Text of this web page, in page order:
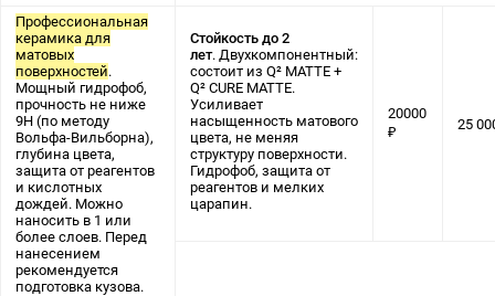
Профессиональная
керамика для
матовых
поверхностей.
Мощный гидрофоб,
прочность не ниже
9Н (по методу
Вольфа-Вильборна),
глубина цвета,
защита от реагентов
и кислотных
дождей. Можно
наносить в 1 или
более слоев. Перед
нанесением
рекомендуется
подготовка кузова.
Стойкость до 2
лет. Двухкомпонентный:
состоит из Q² MATTE +
Q² CURE MATTE.
Усиливает
насыщенность матового
цвета, не меняя
структуру поверхности.
Гидрофоб, защита от
реагентов и мелких
царапин.
20000
₽
25